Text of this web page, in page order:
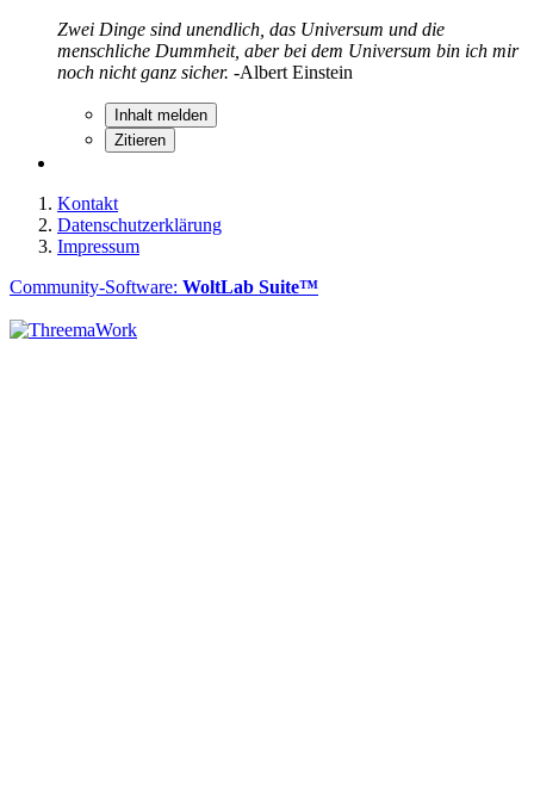
Zwei Dinge sind unendlich, das Universum und die
menschliche Dummheit, aber bei dem Universum bin ich mir
noch nicht ganz sicher. -Albert Einstein
Inhalt melden
Zitieren
Kontakt
Datenschutzerklärung
Impressum
Community-Software: WoltLab Suite™